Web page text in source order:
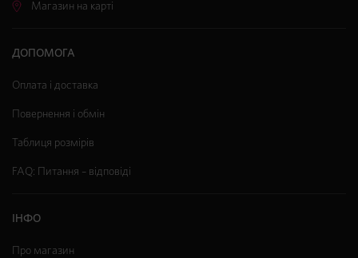
Магазин на карті
ДОПОМОГА
Оплата і доставка
Повернення і обмін
Таблиця розмірів
FAQ: Питання – відповіді
ІНФО
Про магазин